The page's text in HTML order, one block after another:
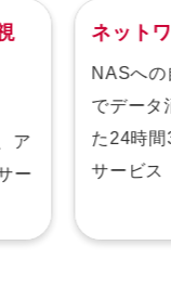
ネットワ
NASへの自
でデータ消
た24時間
サービス